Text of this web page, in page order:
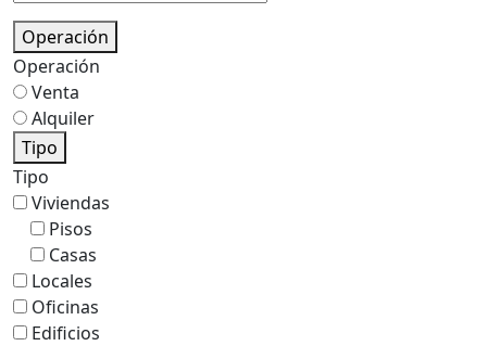
Operación
Operación
Venta
Alquiler
Tipo
Tipo
Viviendas
Pisos
Casas
Locales
Oficinas
Edificios